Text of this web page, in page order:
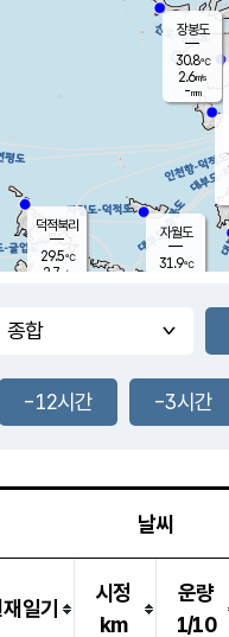
풍
1.7
자월도
31.9℃
장봉도
30.8℃
2.6m/s
-mm
-
덕적북리
29.5℃
2.7 m/s
-12시간 -3시간
날씨
재일기
시정
km
운량
1/10